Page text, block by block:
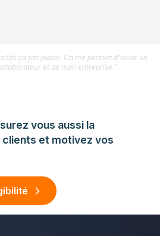
vous aussi la
et motivez vos
ça fait plaisir. Ca me permet d'avoir un
et de mon entreprise."